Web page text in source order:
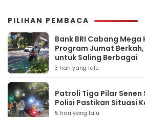
PILIHAN PEMBACA
Bank BRI Cabang
Program Jumat
untuk Saling Berbagai
3 hari yang lalu
Patroli Tiga Pilar Senen
Polisi Pastikan Situasi
5 hari yang lalu